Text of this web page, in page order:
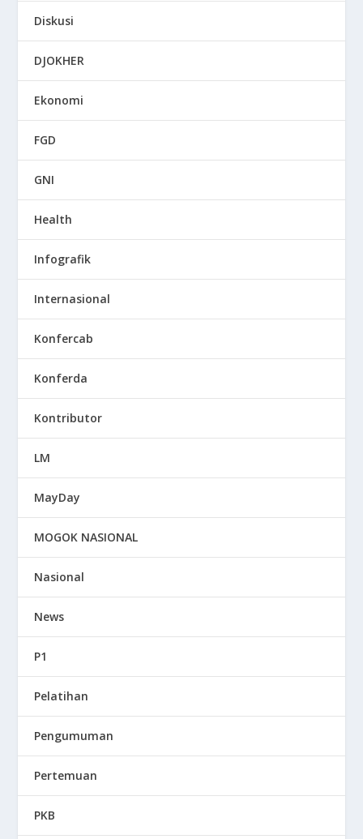
Diskusi
DJOKHER
Ekonomi
FGD
GNI
Health
Infografik
Internasional
Konfercab
Konferda
Kontributor
LM
MayDay
MOGOK NASIONAL
Nasional
News
P1
Pelatihan
Pengumuman
Pertemuan
PKB